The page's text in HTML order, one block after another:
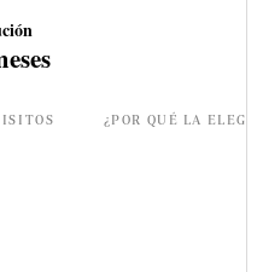
¿POR QUÉ LA